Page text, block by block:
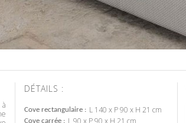
DÉTAILS :
Cove rectangulaire L 140 x P 90 x H 21 cm
Cove carrée